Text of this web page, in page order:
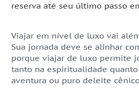
reserva até seu último passo
Viajar em nível de luxo vai
Sua jornada deve se alinhar
porque viajar de luxo permite
tanto na espiritualidade
aventura ou puro deleite